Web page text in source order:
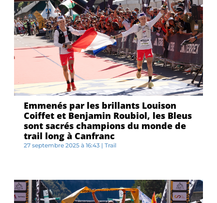
Emmenés par les brillants Louison
Coiffet et Benjamin Roubiol, les Bleus
sont sacrés champions du monde de
trail long à Canfranc
27 septembre 2025 à 16:43 | Trail